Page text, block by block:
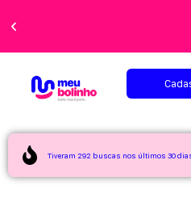
perfeita!
Tiveram 292 buscas nos últimos 30